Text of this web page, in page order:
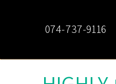
074-737-9116